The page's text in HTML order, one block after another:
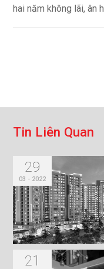
bán nguyệt, đối diện
đầu tư cải tạo nhằm
rãi, thoải mái. Điểm
năng từ không gian
mặt thoáng hướng ra
được tận hưởng tầm
nội, ngoại khu tràn
tĩnh, riêng tư khi
Theo đại diện An Gia,
bị khoảng 15% giá